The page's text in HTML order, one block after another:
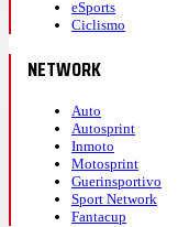
eSports
Ciclismo
NETWORK
Auto
Autosprint
Inmoto
Motosprint
Guerinsportivo
Sport Network
Fantacup